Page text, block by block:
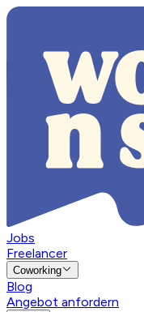
Jobs
Freelancer
Coworking
Blog
Angebot anfordern